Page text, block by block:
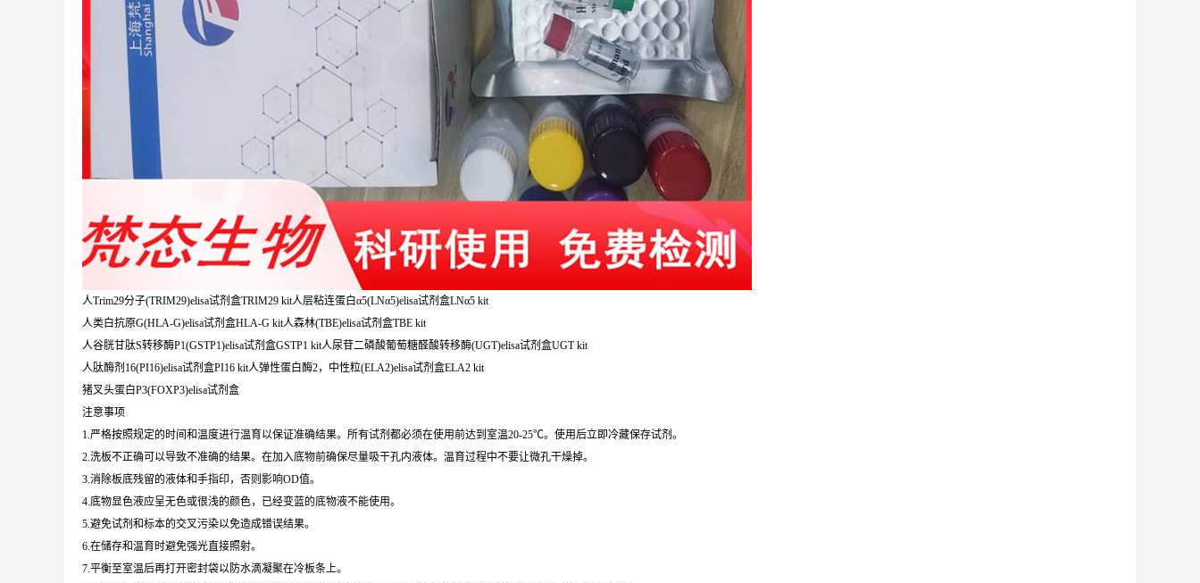
人Trim29分子(TRIM29)elisa试剂盒TRIM29 kit人层粘连蛋白α5(LNα5)elisa试剂盒LNα5 kit
人类白抗原G(HLA-G)elisa试剂盒HLA-G kit人森林(TBE)elisa试剂盒TBE kit
人谷胱甘肽S转移酶P1(GSTP1)elisa试剂盒GSTP1 kit人尿苷二磷酸葡萄糖醛酸转移酶(UGT)elisa试剂盒UGT kit
人肽酶剂16(PI16)elisa试剂盒PI16 kit人弹性蛋白酶2，中性粒(ELA2)elisa试剂盒ELA2 kit
猪叉头蛋白P3(FOXP3)elisa试剂盒
注意事项
1.严格按照规定的时间和温度进行温育以保证准确结果。所有试剂都必须在使用前达到室温20-25℃。使用后立即冷藏保存试剂。
2.洗板不正确可以导致不准确的结果。在加入底物前确保尽量吸干孔内液体。温育过程中不要让微孔干燥掉。
3.消除板底残留的液体和手指印，否则影响OD值。
4.底物显色液应呈无色或很浅的颜色，已经变蓝的底物液不能使用。
5.避免试剂和标本的交叉污染以免造成错误结果。
6.在储存和温育时避免强光直接照射。
7.平衡至室温后再打开密封袋以防水滴凝聚在冷板条上。